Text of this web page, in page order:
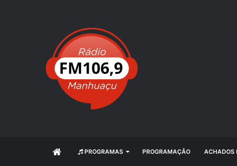
INÍCIO PROGRAMAS PROGRAMAÇÃO ACHADOS